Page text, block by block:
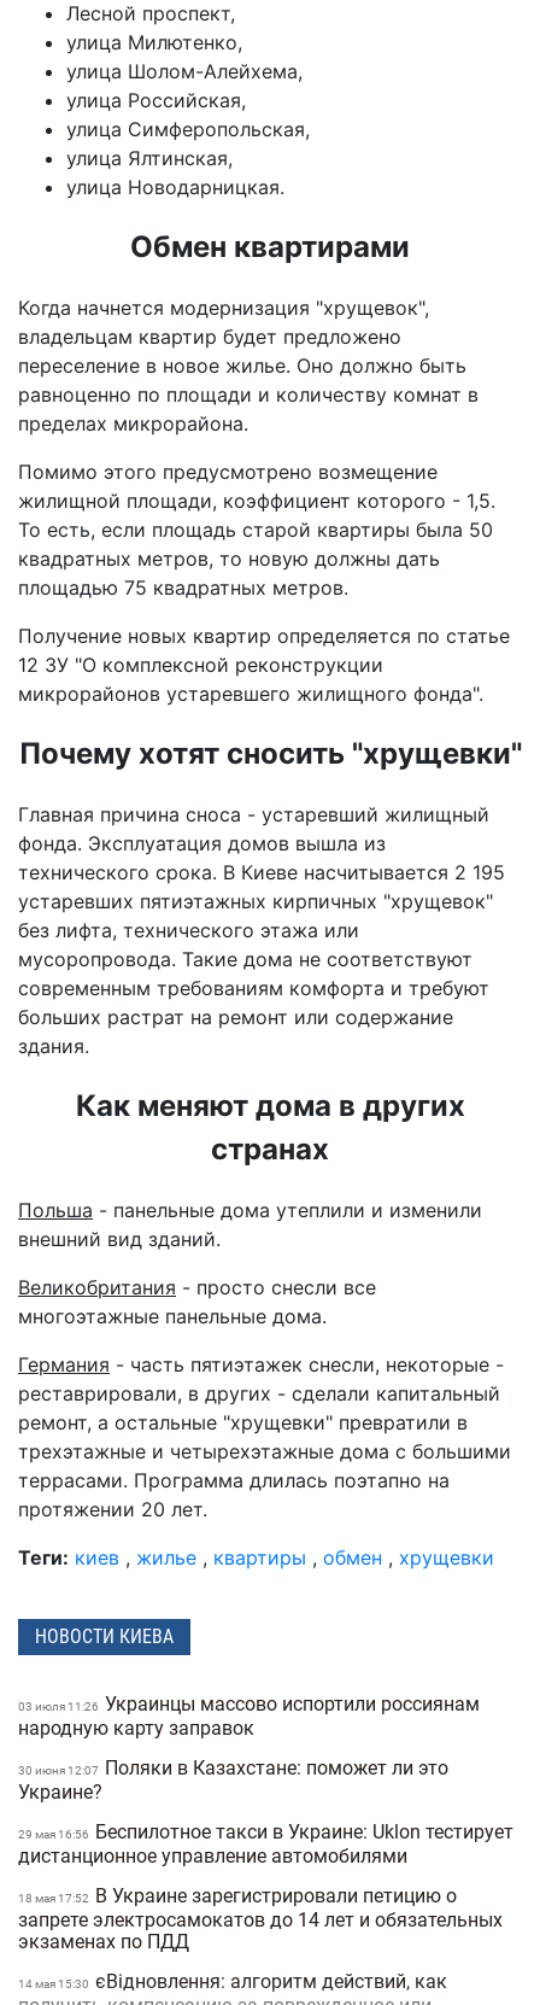
Лесной проспект,
улица Милютенко,
улица Шолом-Алейхема,
улица Российская,
улица Симферопольская,
улица Ялтинская,
улица Новодарницкая.
Обмен квартирами
Когда начнется модернизация "хрущевок",
владельцам квартир будет предложено
переселение в новое жилье. Оно должно быть
равноценно по площади и количеству комнат в
пределах микрорайона.
Помимо этого предусмотрено возмещение
жилищной площади, коэффициент которого - 1,5.
То есть, если площадь старой квартиры была 50
квадратных метров, то новую должны дать
площадью 75 квадратных метров.
Получение новых квартир определяется по статье
12 ЗУ "О комплексной реконструкции
микрорайонов устаревшего жилищного фонда".
Почему хотят сносить "хрущевки"
Главная причина сноса - устаревший жилищный
фонда. Эксплуатация домов вышла из
технического срока. В Киеве насчитывается 2 195
устаревших пятиэтажных кирпичных "хрущевок"
без лифта, технического этажа или
мусоропровода. Такие дома не соответствуют
современным требованиям комфорта и требуют
больших растрат на ремонт или содержание
здания.
Как меняют дома в других
странах
Польша - панельные дома утеплили и изменили
внешний вид зданий.
Великобритания - просто снесли все
многоэтажные панельные дома.
Германия - часть пятиэтажек снесли, некоторые -
реставрировали, в других - сделали капитальный
ремонт, а остальные "хрущевки" превратили в
трехэтажные и четырехэтажные дома с большими
террасами. Программа длилась поэтапно на
протяжении 20 лет.
Теги: киев , жилье , квартиры , обмен , хрущевки
НОВОСТИ КИЕВА
03 июля 11:26 Украинцы массово испортили россиянам
народную карту заправок
30 июня 12:07
Поляки в Казахстане: поможет ли это
Украине?
29 мая 16:56
Беспилотное такси в Украине: Uklon тестирует
дистанционное управление автомобилями
18 мая 17:52
В Украине зарегистрировали петицию о
запрете электросамокатов до 14 лет и обязательных
экзаменах по ПДД
14 мая 15:30 єВідновлення: алгоритм действий, как